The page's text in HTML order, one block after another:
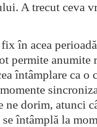
A trecut ceva
în acea
permite anumite
întâmplare ca o
ne dorim, atunci
se întâmplă la